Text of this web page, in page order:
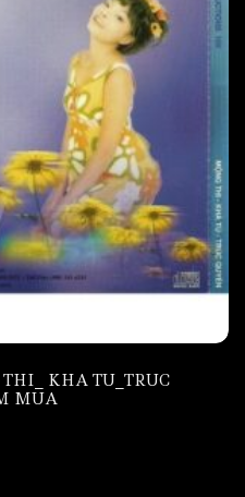
KHA TU_TRUC
MUA